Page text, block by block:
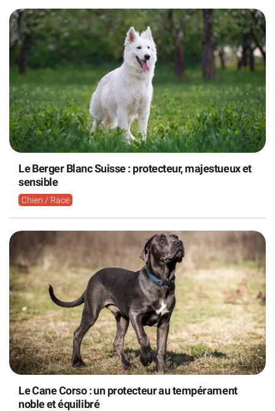
Le Berger Blanc Suisse : protecteur, majestueux et
sensible
Chien / Race
Le Cane Corso : un protecteur au tempérament
noble et équilibré